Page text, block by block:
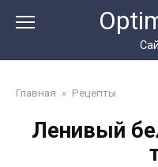
Главная » Рецепты
Ленивый